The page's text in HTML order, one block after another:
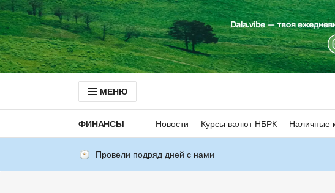
МЕНЮ
ФИНАНСЫ Новости Курсы валют НБРК Наличные
Провели подряд дней с нами